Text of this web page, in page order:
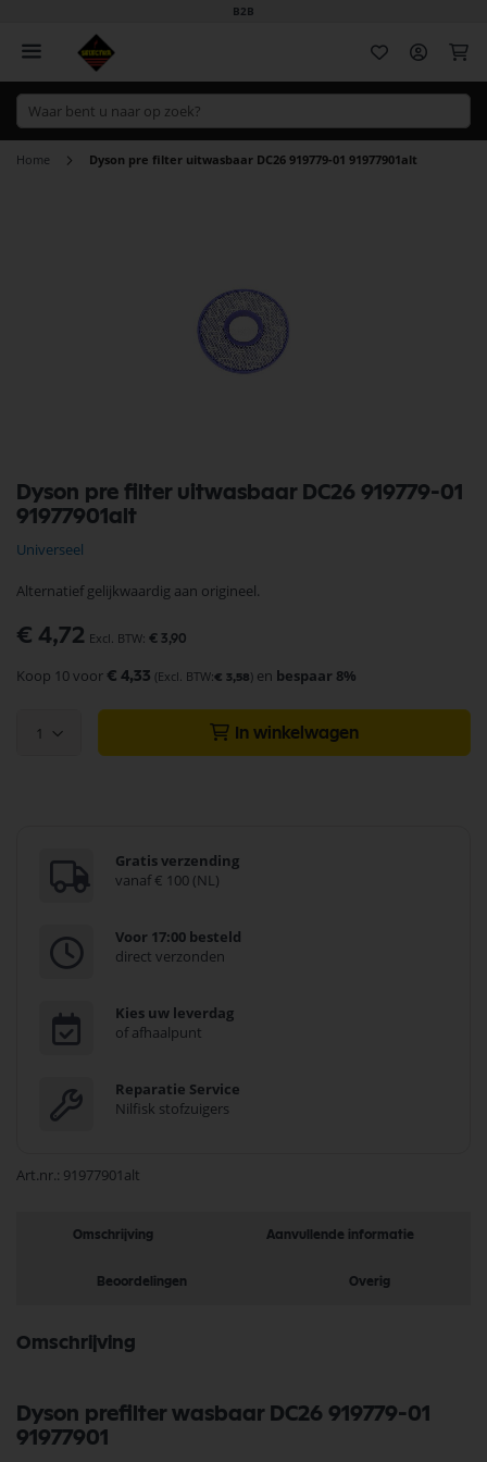
B2B
Home Dyson pre filter uitwasbaar DC26 919779-01 91977901alt
Dyson pre filter uitwasbaar DC26 919779-01
91977901alt
Universeel
Alternatief gelijkwaardig aan origineel.
€ 4,72 € 3,90
Koop 10 voor € 4,33 € 3,58 en bespaar 8%
1 In winkelwagen
Gratis verzending
vanaf € 100 (NL)
Voor 17:00 besteld
direct verzonden
Kies uw leverdag
of afhaalpunt
Reparatie Service
Nilfisk stofzuigers
Art.nr. 91977901alt
naar
het
van
afbeeldingen-
Omschrijving Aanvullende informatie
Beoordelingen Overig
Omschrijving
Dyson prefilter wasbaar DC26 919779-01
91977901